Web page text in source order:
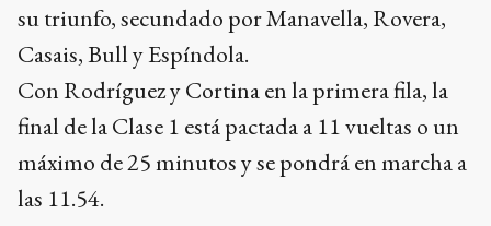
su triunfo, secundado por Manavella, Rovera,
Casais, Bull y Espíndola.
Con Rodríguez y Cortina en la primera fila, la
final de la Clase 1 está pactada a 11 vueltas o un
máximo de 25 minutos y se pondrá en marcha a
las 11.54.